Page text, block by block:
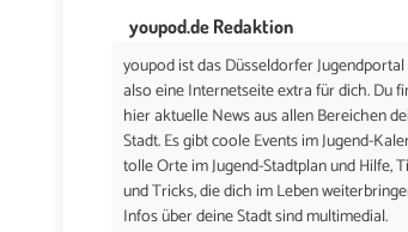
youpod.de Redaktion
youpod ist das Düsseldorfer Jugendportal
also eine Internetseite extra für dich. Du
hier aktuelle News aus allen Bereichen
Stadt. Es gibt coole Events im Jugend-
tolle Orte im Jugend-Stadtplan und Hilfe,
und Tricks, die dich im Leben
Infos über deine Stadt sind multimedial.